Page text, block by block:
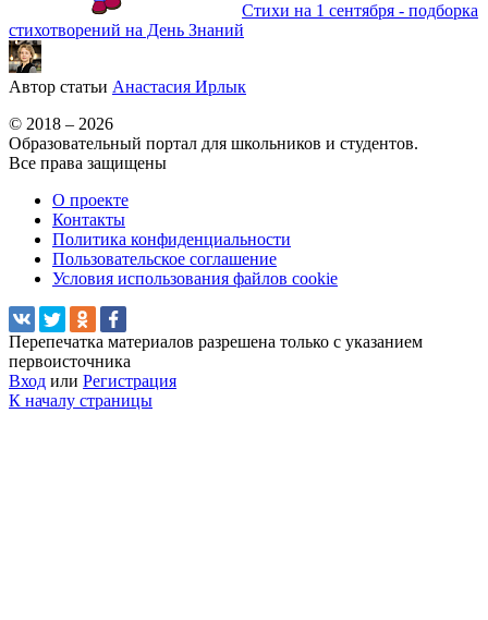
Стихи на 1 сентября - подборка
стихотворений на День Знаний
Автор статьи Анастасия Ирлык
© 2018 – 2026
Образовательный портал для школьников и студентов.
Все права защищены
О проекте
Контакты
Политика конфиденциальности
Пользовательское соглашение
Условия использования файлов cookie
Перепечатка материалов разрешена только с указанием
первоисточника
Вход или Регистрация
К началу страницы